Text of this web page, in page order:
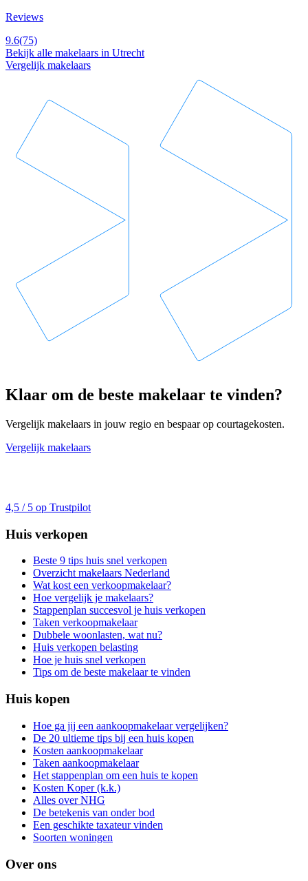
Reviews
9.6(75)
Bekijk alle makelaars in Utrecht
Vergelijk makelaars
Klaar om de beste makelaar te vinden?
Vergelijk makelaars in jouw regio en bespaar op courtagekosten.
Vergelijk makelaars
4,5 / 5 op Trustpilot
Huis verkopen
Beste 9 tips huis snel verkopen
Overzicht makelaars Nederland
Wat kost een verkoopmakelaar?
Hoe vergelijk je makelaars?
Stappenplan succesvol je huis verkopen
Taken verkoopmakelaar
Dubbele woonlasten, wat nu?
Huis verkopen belasting
Hoe je huis snel verkopen
Tips om de beste makelaar te vinden
Huis kopen
Hoe ga jij een aankoopmakelaar vergelijken?
De 20 ultieme tips bij een huis kopen
Kosten aankoopmakelaar
Taken aankoopmakelaar
Het stappenplan om een huis te kopen
Kosten Koper (k.k.)
Alles over NHG
De betekenis van onder bod
Een geschikte taxateur vinden
Soorten woningen
Over ons